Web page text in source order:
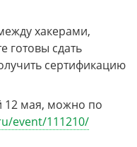
хакерами,
готовы сдать
сертификацию
12 мая, можно по
event/111210/